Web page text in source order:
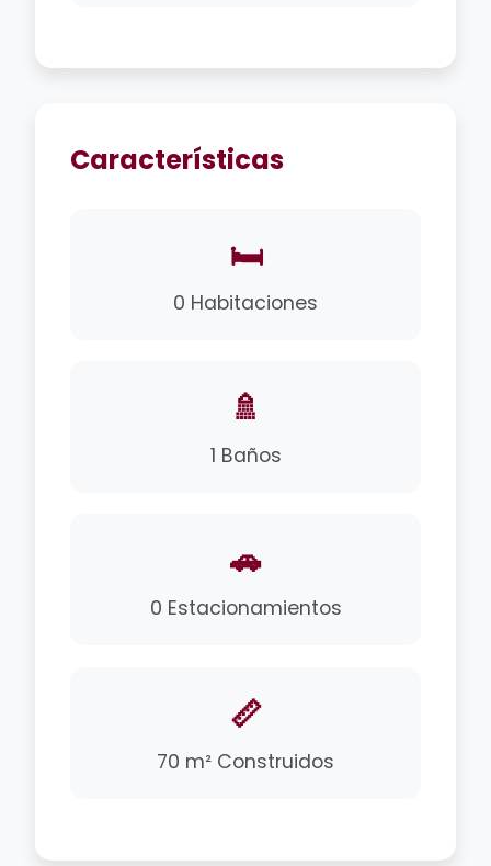
Características
🛏️
0 Habitaciones
🚿
1 Baños
🚗
0 Estacionamientos
📏
70 m² Construidos